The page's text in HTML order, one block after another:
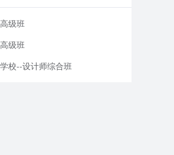
级班
级班
校--设计师综合班